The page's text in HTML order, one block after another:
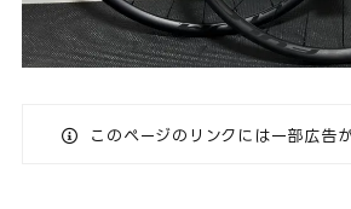
このページのリンクには一部広告